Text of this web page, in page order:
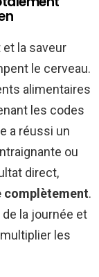
et la saveur
le cerveau.
alimentaires
les codes
a réussi un
ou
direct,
complètement.
la journée et
les